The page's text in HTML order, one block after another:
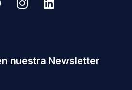
nuestra Newsletter